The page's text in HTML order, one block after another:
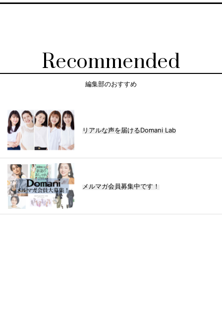
Recommended
編集部のおすすめ
リアルな声を届けるDomani Lab
メルマガ会員募集中です！